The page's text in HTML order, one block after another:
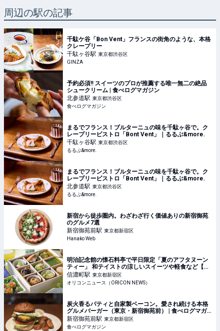
周辺の駅の記事
千駄ケ谷「Bon Vent」フランスの街角のような、本格
クレープリー
千駄ヶ谷駅 東京都渋谷区
GINZA
予約必須!! スイーツのプロが推薦する唯一無二の絶品
シュークリーム | 食べログマガジン
北参道駅 東京都渋谷区
食べログマガジン
まるでフランス！ブルターニュの味を千駄ヶ谷で。ク
レープリービストロ「Bont Vent」｜るるぶ&more.
千駄ヶ谷駅 東京都渋谷区
るるぶ&more.
まるでフランス！ブルターニュの味を千駄ヶ谷で。ク
レープリービストロ「Bont Vent」｜るるぶ&more.
北参道駅 東京都渋谷区
るるぶ&more.
新宿から徒歩圏内。わざわざ行く価値ありの新宿御苑
のグルメ7選
新宿御苑前駅 東京都新宿区
Hanako Web
明治記念館の懐石料亭で平日限定「夏のアフタヌーン
ティー」 和テイストの涼しいスイーツや軽食など【メ
ニュー＆価格】
信濃町駅 東京都新宿区
オリコンニュース（ORICON NEWS）
炭火香るパティと自家製ベーコン。愛され続ける本格
グルメバーガー（東京・新宿御苑前） | 食べログマガ
ジン
新宿御苑前駅 東京都新宿区
食べログマガジン